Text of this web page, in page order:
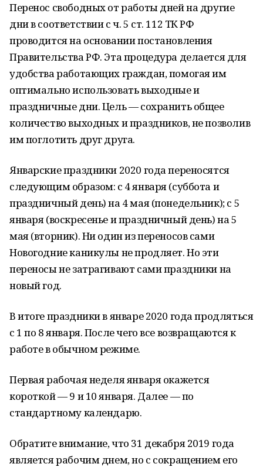
Перенос свободных от работы дней на другие
дни в соответствии с ч. 5 ст. 112 ТК РФ
проводится на основании постановления
Правительства РФ. Эта процедура делается для
удобства работающих граждан, помогая им
оптимально использовать выходные и
праздничные дни. Цель — сохранить общее
количество выходных и праздников, не позволив
им поглотить друг друга.
Январские праздники 2020 года переносятся
следующим образом: с 4 января (суббота и
праздничный день) на 4 мая (понедельник); с 5
января (воскресенье и праздничный день) на 5
мая (вторник). Ни один из переносов сами
Новогодние каникулы не продляет. Но эти
переносы не затрагивают сами праздники на
новый год.
В итоге праздники в январе 2020 года продляться
с 1 по 8 января. После чего все возвращаются к
работе в обычном режиме.
Первая рабочая неделя января окажется
короткой — 9 и 10 января. Далее — по
стандартному календарю.
Обратите внимание, что 31 декабря 2019 года
является рабочим днем, но с сокращением его